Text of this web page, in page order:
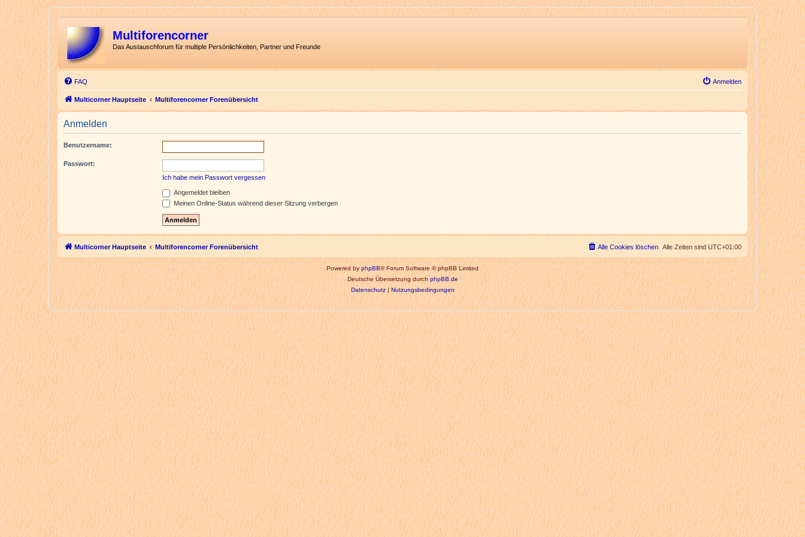
Multiforencorner
Das Austauschforum für multiple Persönlichkeiten, Partner und Freunde
FAQ Anmelden
Multicorner Hauptseite Multiforencorner Forenübersicht
Anmelden
Benutzername:
Passwort:
Ich habe mein Passwort vergessen
Angemeldet bleiben
Meinen Online-Status während dieser Sitzung verbergen
Multicorner Hauptseite Multiforencorner Forenübersicht Alle Zeiten sind UTC+01:00
Alle Cookies löschen
Powered byphpBB® Forum Software © phpBB Limited
Deutsche Übersetzung durchphpBB.de
Datenschutz|Nutzungsbedingungen